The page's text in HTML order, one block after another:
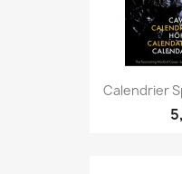
Calendrier